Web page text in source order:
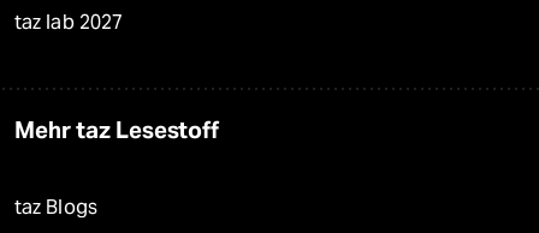
taz lab 2027
Mehr taz Lesestoff
taz Blogs